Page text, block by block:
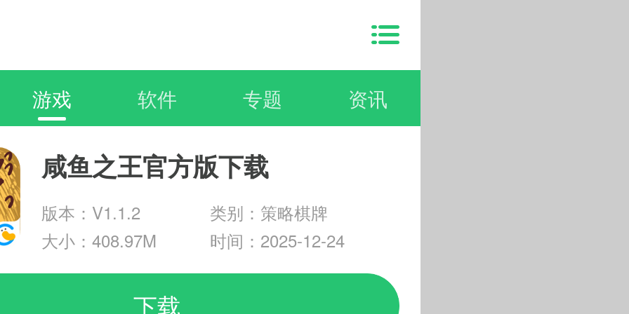
游戏 软件 专题 资讯
咸鱼之王官方版下载
版本：V1.1.2
类别：策略棋牌
大小：408.97M
时间：2025-12-24
下载